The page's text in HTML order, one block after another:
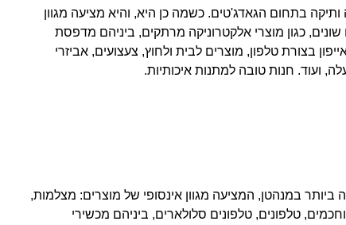
בתחום הגאדג'טים. כשמה כן היא, והיא מציעה מגוון
כגון מוצרי אלקטרוניקה מרתקים, ביניהם מדפסת
בצורת טלפון, מוצרים לבית ולחוץ, צעצועים, אביזרי
ועוד. חנות טובה למתנות איכותיות.
ביותר במנהטן, המציעה מגוון אינסופי של מוצרים: מצלמות,
טלפונים, טלפונים סלולארים, ביניהם מכשירי